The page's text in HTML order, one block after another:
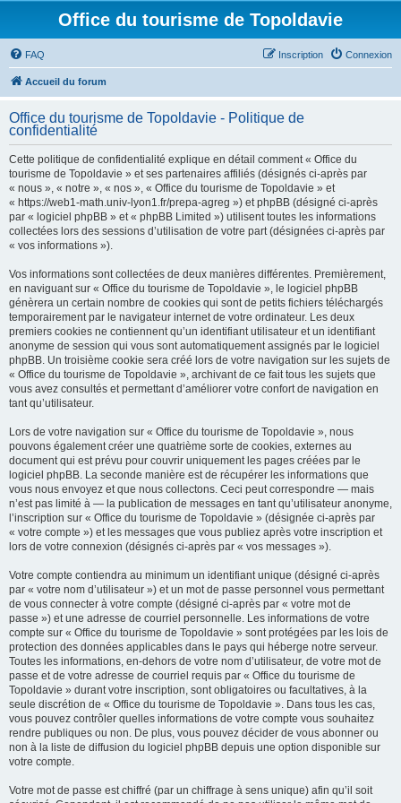
Office du tourisme de Topoldavie
FAQ Connexion
Inscription
Accueil du forum
Office du tourisme de Topoldavie - Politique de
confidentialité
Cette politique de confidentialité explique en détail comment « Office du
tourisme de Topoldavie » et ses partenaires affiliés (désignés ci-après par
« nous », « notre », « nos », « Office du tourisme de Topoldavie » et
« https://web1-math.univ-lyon1.fr/prepa-agreg ») et phpBB (désigné ci-après
par « logiciel phpBB » et « phpBB Limited ») utilisent toutes les informations
collectées lors des sessions d’utilisation de votre part (désignées ci-après par
« vos informations »).
Vos informations sont collectées de deux manières différentes. Premièrement,
en naviguant sur « Office du tourisme de Topoldavie », le logiciel phpBB
génèrera un certain nombre de cookies qui sont de petits fichiers téléchargés
temporairement par le navigateur internet de votre ordinateur. Les deux
premiers cookies ne contiennent qu’un identifiant utilisateur et un identifiant
anonyme de session qui vous sont automatiquement assignés par le logiciel
phpBB. Un troisième cookie sera créé lors de votre navigation sur les sujets de
« Office du tourisme de Topoldavie », archivant de ce fait tous les sujets que
vous avez consultés et permettant d’améliorer votre confort de navigation en
tant qu’utilisateur.
Lors de votre navigation sur « Office du tourisme de Topoldavie », nous
pouvons également créer une quatrième sorte de cookies, externes au
document qui est prévu pour couvrir uniquement les pages créées par le
logiciel phpBB. La seconde manière est de récupérer les informations que
vous nous envoyez et que nous collectons. Ceci peut correspondre — mais
n’est pas limité à — la publication de messages en tant qu’utilisateur anonyme,
l’inscription sur « Office du tourisme de Topoldavie » (désignée ci-après par
« votre compte ») et les messages que vous publiez après votre inscription et
lors de votre connexion (désignés ci-après par « vos messages »).
Votre compte contiendra au minimum un identifiant unique (désigné ci-après
par « votre nom d’utilisateur ») et un mot de passe personnel vous permettant
de vous connecter à votre compte (désigné ci-après par « votre mot de
passe ») et une adresse de courriel personnelle. Les informations de votre
compte sur « Office du tourisme de Topoldavie » sont protégées par les lois de
protection des données applicables dans le pays qui héberge notre serveur.
Toutes les informations, en-dehors de votre nom d’utilisateur, de votre mot de
passe et de votre adresse de courriel requis par « Office du tourisme de
Topoldavie » durant votre inscription, sont obligatoires ou facultatives, à la
seule discrétion de « Office du tourisme de Topoldavie ». Dans tous les cas,
vous pouvez contrôler quelles informations de votre compte vous souhaitez
rendre publiques ou non. De plus, vous pouvez décider de vous abonner ou
non à la liste de diffusion du logiciel phpBB depuis une option disponible sur
votre compte.
Votre mot de passe est chiffré (par un chiffrage à sens unique) afin qu’il soit